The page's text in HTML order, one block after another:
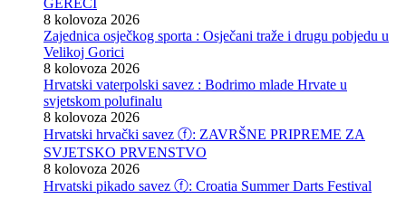
8 kolovoza 2026
Zajednica osječkog sporta : Osječani traže i drugu pobjedu u
Velikoj Gorici
8 kolovoza 2026
Hrvatski vaterpolski savez : Bodrimo mlade Hrvate u
svjetskom polufinalu
8 kolovoza 2026
Hrvatski hrvački savez ⓕ: ZAVRŠNE PRIPREME ZA
SVJETSKO PRVENSTVO
8 kolovoza 2026
Hrvatski pikado savez ⓕ: Croatia Summer Darts Festival